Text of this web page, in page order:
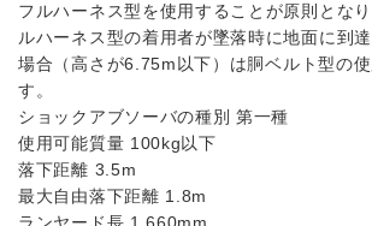
フルハーネス型を使用することが原則とな
ルハーネス型の着用者が墜落時に地面に到
場合（高さが6.75m以下）は胴ベルト型の
す。
ショックアブソーバの種別 第一種
使用可能質量 100kg以下
落下距離 3.5m
最大自由落下距離 1.8m